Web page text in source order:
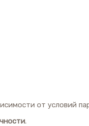
от условий
.